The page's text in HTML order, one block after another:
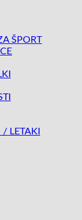
ŠPORT
/ LETAKI